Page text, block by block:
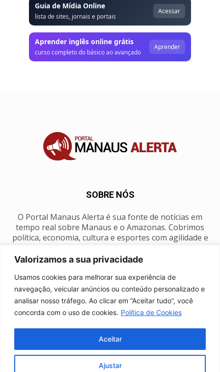
Valorizamos a sua privacidade
Usamos cookies para melhorar sua experiência de
navegação, veicular anúncios ou conteúdo personalizado e
analisar nosso tráfego. Ao clicar em “Aceitar tudo”, você
concorda com o uso de cookies. Política de Cookies
Ajustar
Aceitar
Guia de Mídia Online
lista de sites, jornais e portais
Acessar
Aprender inglês online grátis
curso completo do básico ao avançado
Aprender
SOBRE NÓS
O Portal Manaus Alerta é sua fonte de notícias em
tempo real sobre Manaus e o Amazonas. Cobrimos
política, economia, cultura e esportes com agilidade e
SIGA-NOS